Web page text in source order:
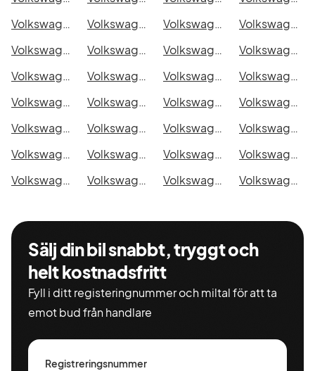
Volkswagen Transporter Chassi Cab i Eskilstuna
Volkswagen Transporter Chassi Cab i Kalmar Volkswagen Transporter Chassi Cab i Karlskrona
Volkswagen Transporter Chassi Cab i Karlstad
Volkswagen Transporter Chassi Cab i Kristianstad
Volkswagen Transporter Chassi Cab i Sundsvall Volkswagen Transporter Chassi Cab i Umeå
Volkswagen Transporter Chassi Cab i Varberg
Volkswagen Transporter Chassi Cab i Borås
Volkswagen Transporter Chassi Cab i Falkenberg Volkswagen Transporter Chassi Cab i Gävle
Volkswagen Transporter Chassi Cab i Luleå
Volkswagen Transporter Chassi Cab i Lund
Volkswagen Transporter Chassi Cab i Mönsterås Volkswagen Transporter Chassi Cab i Uddevalla
Volkswagen Transporter Chassi Cab i Västervik
Volkswagen Transporter Chassi Cab i Ystad
Volkswagen Transporter Chassi Cab i Östersund Volkswagen Transporter Chassi Cab i Borlänge
Volkswagen Transporter Chassi Cab i Kiruna
Volkswagen Transporter Chassi Cab i Nyköping
Volkswagen Transporter Chassi Cab i Oskarshamn Volkswagen Transporter Chassi Cab i Sigtuna
Volkswagen Transporter Chassi Cab i Skellefteå
Volkswagen Transporter Chassi Cab i Skövde
Volkswagen Transporter Chassi Cab i Trollhättan Volkswagen Transporter Chassi Cab i Alingsås Volkswagen Transporter Chassi Cab i Båstad
Sälj din bil snabbt, tryggt och
helt kostnadsfritt
Fyll i ditt registeringnummer och miltal för att ta
emot bud från handlare
Registreringsnummer